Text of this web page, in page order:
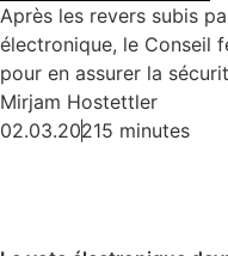
Après les revers subis
électronique, le Conseil
pour en assurer la
Mirjam Hostettler
02.03.20215 minutes